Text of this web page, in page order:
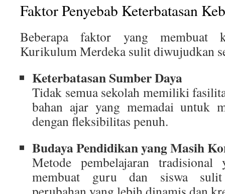
Faktor Penyebab Keterbatasan
Beberapa faktor yang membuat
Kurikulum Merdeka sulit diwujudkan
Keterbatasan Sumber Daya
Tidak semua sekolah memiliki
bahan ajar yang memadai untuk
dengan fleksibilitas penuh.
Budaya Pendidikan yang Masih
Metode pembelajaran
membuat guru dan siswa sulit